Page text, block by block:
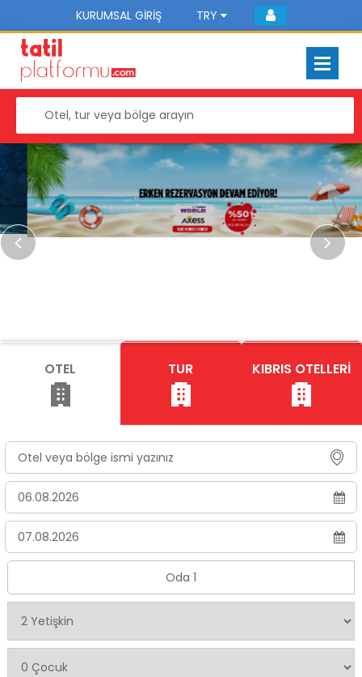
KURUMSAL GIRIŞ TRY
Previous Next
OTEL TUR KIBRIS OTELLERİ
Oda 1